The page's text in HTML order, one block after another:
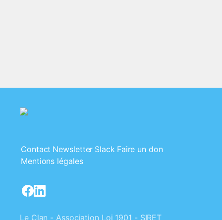
Contact Newsletter Slack Faire un don
Mentions légales
Le Clan - Association Loi 1901 - SIRET